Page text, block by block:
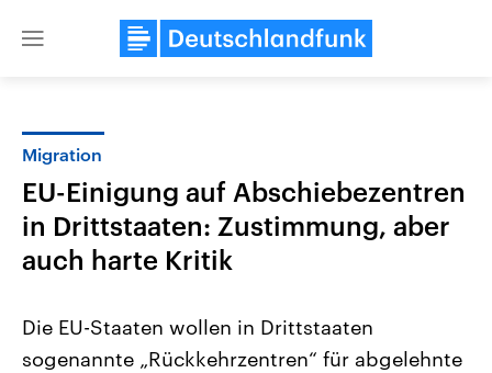
Close
Migration
EU-Einigung auf Abschiebezentren
in Drittstaaten: Zustimmung, aber
auch harte Kritik
Die EU-Staaten wollen in Drittstaaten
sogenannte „Rückkehrzentren“ für abgelehnte